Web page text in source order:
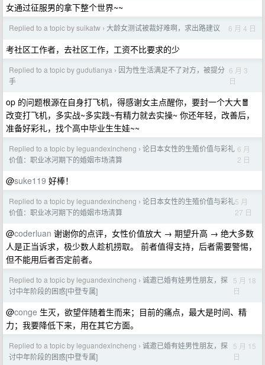
女通过征服男的拿下整个世界~~
Replied to a topic by suikatw › 大龄女测试被裁好难啊，求出路建议 6 月 4 日
考社区工作者，去社区工作，工资不比要求的少
Replied to a topic by gudutianya › 因为性生活满足不了对方，被提分
手
6 月 3
日
op 的问题根源在自身打飞机，得感谢女主点醒你，要封一个大大🧧
改变打飞机，多实战~多实践~有精力就去实操~ 你还年轻，改善后，
准备好彩礼，找个高中毕业生生娃~~
Replied to a topic by leguandexincheng › 论日本女性的生殖价值与彩礼
价值：职业冰河期下的婚姻市场清算
6 月
2 日
@suke119 好棒！
Replied to a topic by leguandexincheng › 论日本女性的生殖价值与彩礼
价值：职业冰河期下的婚姻市场清算
5 月
27 日
@coderluan 谢谢你的点评，女性价值放大 → 期望升高 → 绝大多数
人是正当诉求，极少数人趁机捞取。 前者值得支持，后者需要警惕，
但不能用后者否定前者。
Replied to a topic by leguandexincheng › 诚邀已婚有娃男性朋友，探
讨中年阶段的困惑[中登专属]
5 月 18
日
@conge 生灭，欲望伴随着生而来；目前的痛点，最大是时间、精
力；我要降低下来，用在其它方面。
Replied to a topic by leguandexincheng › 诚邀已婚有娃男性朋友，探
讨中年阶段的困惑[中登专属]
5 月 15
日